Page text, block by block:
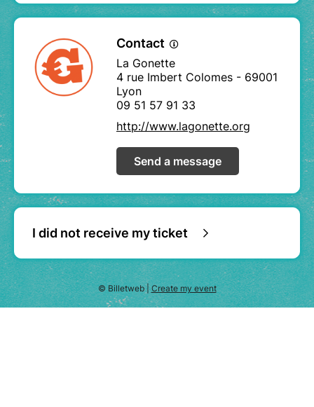
Contact
La Gonette
4 rue Imbert Colomes - 69001
Lyon
09 51 57 91 33
http://www.lagonette.org
Send a message
I did not receive my ticket
© Billetweb |Create my event